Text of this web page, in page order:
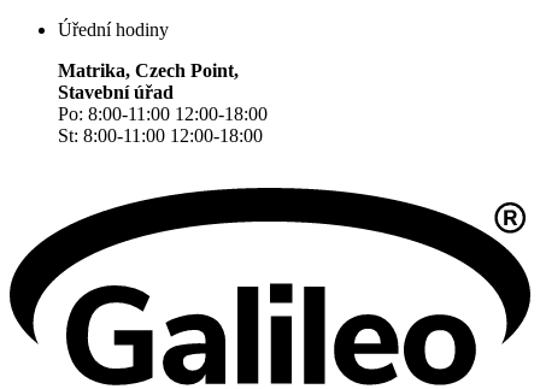
Úřední hodiny
Matrika, Czech Point,
Stavební úřad
Po: 8:00-11:00 12:00-18:00
St: 8:00-11:00 12:00-18:00